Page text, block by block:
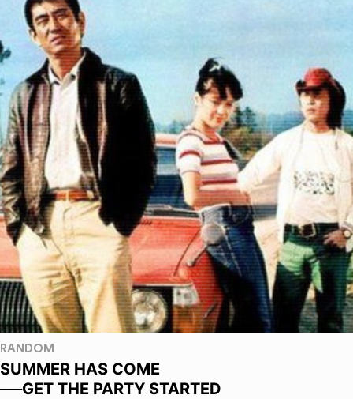
RANDOM
SUMMER HAS COME
──GET THE PARTY STARTED